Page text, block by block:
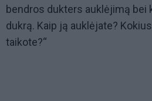
bendros dukters auklėjimą bei
dukrą. Kaip ją auklėjate?
taikote?“